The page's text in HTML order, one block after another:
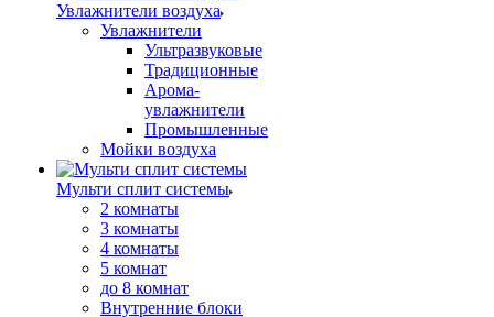
Увлажнители воздуха
Увлажнители
Ультразвуковые
Традиционные
Арома-
увлажнители
Промышленные
Мойки воздуха
Мульти сплит системы
2 комнаты
3 комнаты
4 комнаты
5 комнат
до 8 комнат
Внутренние блоки